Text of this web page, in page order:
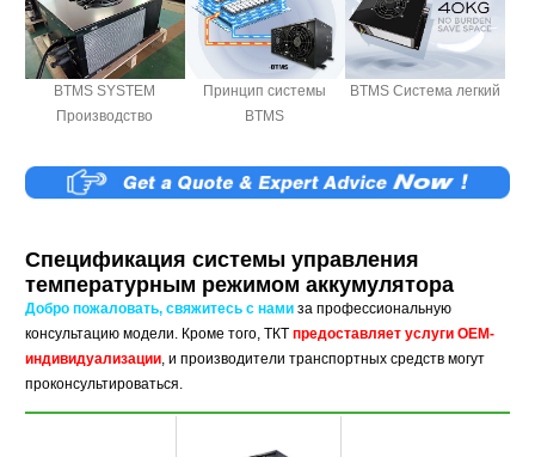
BTMS SYSTEM
Производство
Принцип системы
BTMS
BTMS Система легкий
Спецификация системы управления
температурным режимом аккумулятора
Добро пожаловать, свяжитесь с нами за профессиональную
консультацию модели. Кроме того, ТКТ предоставляет услуги OEM-
индивидуализации, и производители транспортных средств могут
проконсультироваться.